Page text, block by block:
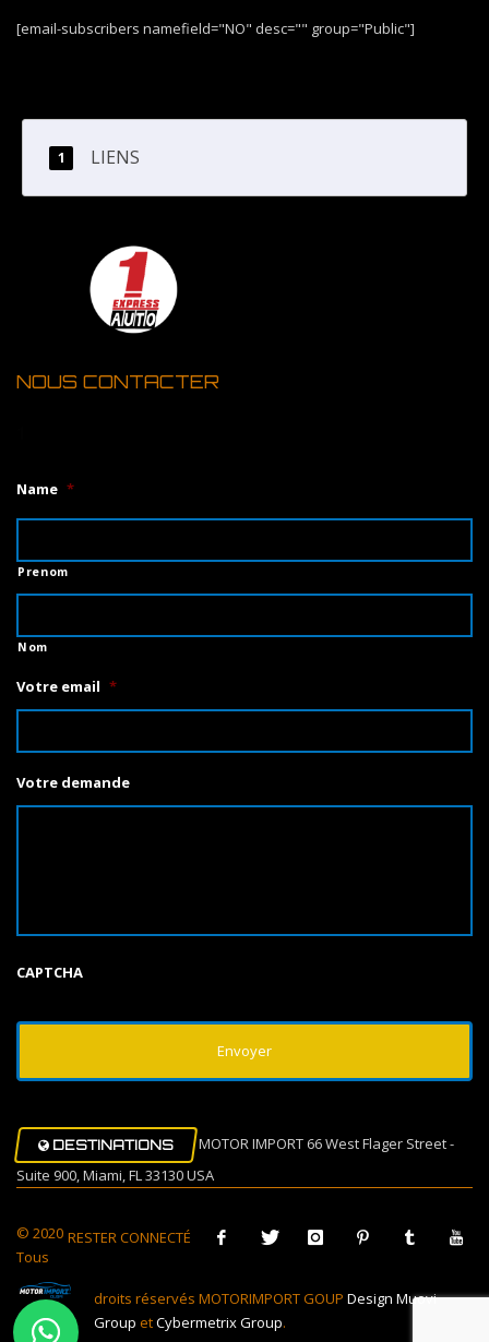
[email-subscribers namefield="NO" desc="" group="Public"]
LIENS
NOUS CONTACTER
Name *
Prenom
Nom
Votre email *
Votre demande
CAPTCHA
DESTINATIONS
MOTOR IMPORT 66 West Flager Street -
Suite 900, Miami, FL 33130 USA
RESTER CONNECTÉ
© 2020
Tous
droits réservés MOTORIMPORT GOUP Design Muovi
Group etCybermetrix Group.